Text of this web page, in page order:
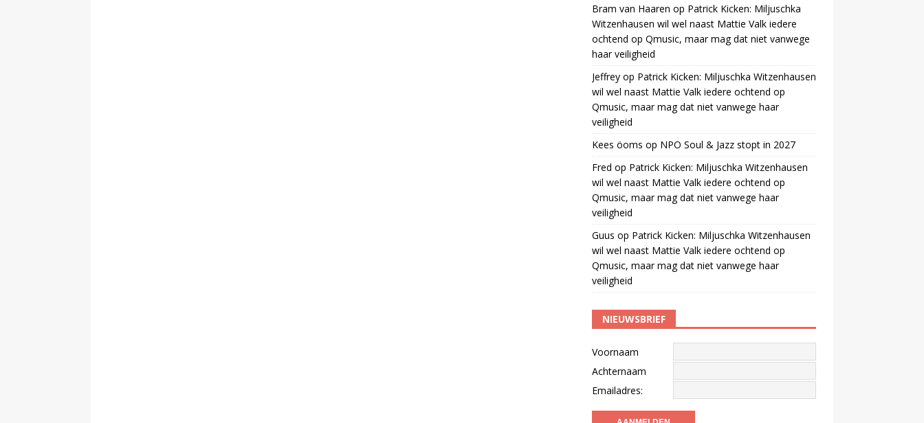
Bram van Haaren op Patrick Kicken: Miljuschka
Witzenhausen wil wel naast Mattie Valk iedere
ochtend op Qmusic, maar mag dat niet vanwege
haar veiligheid
Jeffreyop Patrick Kicken: Miljuschka Witzenhausen
wil wel naast Mattie Valk iedere ochtend op
Qmusic, maar mag dat niet vanwege haar
veiligheid
Kees öoms op NPO Soul & Jazz stopt in 2027
Fred op Patrick Kicken: Miljuschka Witzenhausen
wil wel naast Mattie Valk iedere ochtend op
Qmusic, maar mag dat niet vanwege haar
veiligheid
Guus op Patrick Kicken: Miljuschka Witzenhausen
wil wel naast Mattie Valk iedere ochtend op
Qmusic, maar mag dat niet vanwege haar
veiligheid
NIEUWSBRIEF
Voornaam
Achternaam
Emailadres: